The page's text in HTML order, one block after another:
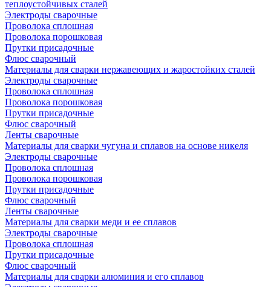
теплоустойчивых сталей
Электроды сварочные
Проволока сплошная
Проволока порошковая
Прутки присадочные
Флюс сварочный
Материалы для сварки нержавеющих и жаростойких сталей
Электроды сварочные
Проволока сплошная
Проволока порошковая
Прутки присадочные
Флюс сварочный
Ленты сварочные
Материалы для сварки чугуна и сплавов на основе никеля
Электроды сварочные
Проволока сплошная
Проволока порошковая
Прутки присадочные
Флюс сварочный
Ленты сварочные
Материалы для сварки меди и ее сплавов
Электроды сварочные
Проволока сплошная
Прутки присадочные
Флюс сварочный
Материалы для сварки алюминия и его сплавов